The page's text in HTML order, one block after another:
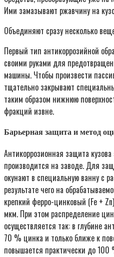
Ими замазывают ржавчину на
Объединяют сразу несколько
Первый тип антикоррозийной
своими руками для
машины. Чтобы произвести
тщательно закрывают
таким образом нижнюю
фракций извне.
Барьерная защита и метод
Антикоррозионная защита
производится на заводе. Для
окунают в специальную ванну с
результате чего на
крепкий ферро-цинковый (Fe +
мкм. При этом распределение
осуществляется так: в глубине
70 % цинка и только ближе к
повышается практически до 100